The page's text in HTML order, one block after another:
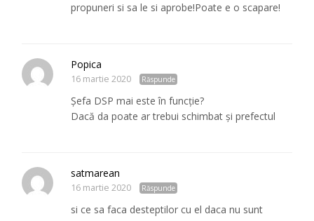
propuneri si sa le si aprobe!Poate e o scapare!
Popica
16 martie 2020 Răspunde
Șefa DSP mai este în funcție?
Dacă da poate ar trebui schimbat și prefectul
satmarean
16 martie 2020 Răspunde
si ce sa faca desteptilor cu el daca nu sunt